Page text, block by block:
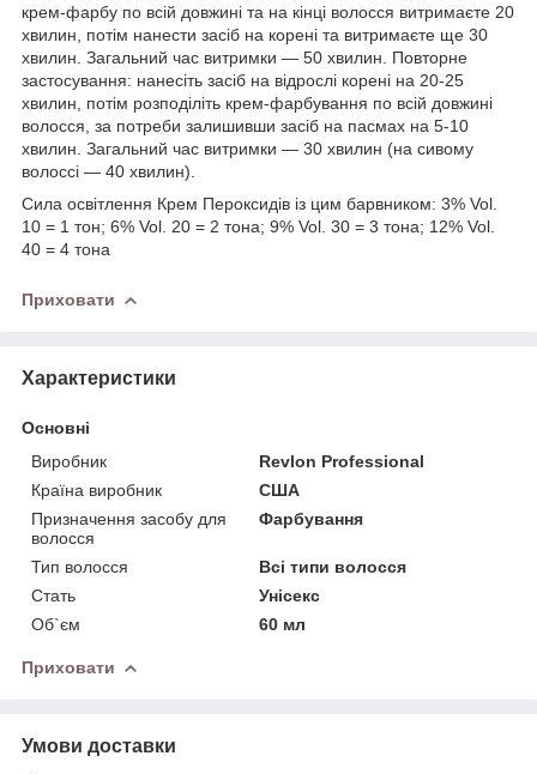
крем-фарбу по всій довжині та на кінці волосся витримаєте 20
хвилин, потім нанести засіб на корені та витримаєте ще 30
хвилин. Загальний час витримки — 50 хвилин. Повторне
застосування: нанесіть засіб на відрослі корені на 20-25
хвилин, потім розподіліть крем-фарбування по всій довжині
волосся, за потреби залишивши засіб на пасмах на 5-10
хвилин. Загальний час витримки — 30 хвилин (на сивому
волоссі — 40 хвилин).
Сила освітлення Крем Пероксидів із цим барвником: 3% Vol.
10 = 1 тон; 6% Vol. 20 = 2 тона; 9% Vol. 30 = 3 тона; 12% Vol.
40 = 4 тона
Приховати
Характеристики
Основні
Виробник
Revlon Professional
Країна виробник
США
Призначення засобу для
волосся
Фарбування
Тип волосся
Всі типи волосся
Стать
Унісекс
Об`єм
60 мл
Приховати
Умови доставки